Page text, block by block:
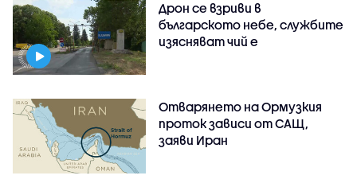
Дрон се взриви в
българското небе, службите
изясняват чий е
Отварянето на Ормузкия
проток зависи от САЩ,
заяви Иран